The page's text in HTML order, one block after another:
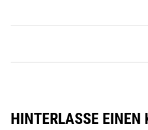
HINTERLASSE EINEN